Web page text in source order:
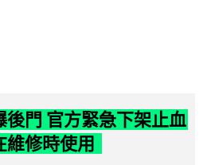
後門 官方緊急下架止血
修時使用